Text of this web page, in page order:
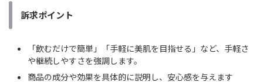
訴求ポイント
「飲むだけで簡単」「手軽に美肌を目指せる」など、手軽さ
や継続しやすさを強調します。
商品の成分や効果を具体的に説明し、安心感を与えます